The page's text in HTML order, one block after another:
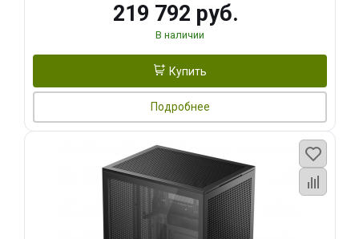
219 792 руб.
В наличии
Купить
Подробнее